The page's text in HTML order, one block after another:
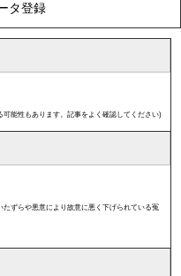
タ登録
能性もあります。記事をよく確認してください)
ずらや悪意により故意に悪く下げられている冤